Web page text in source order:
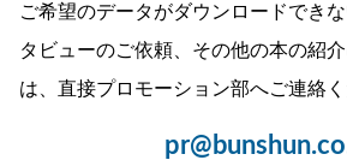
ご希望のデータがダウンロードでき
タビューのご依頼、その他の本の紹
は、直接プロモーション部へご連絡く